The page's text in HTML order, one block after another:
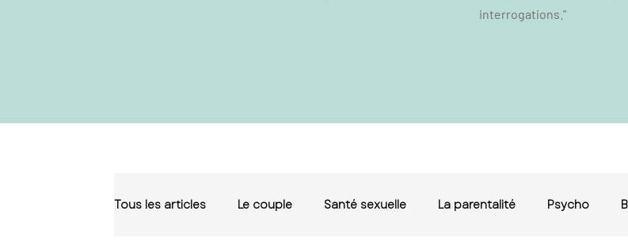
interrogations."
Tous les articles Le couple Santé sexuelle La parentalité Psycho